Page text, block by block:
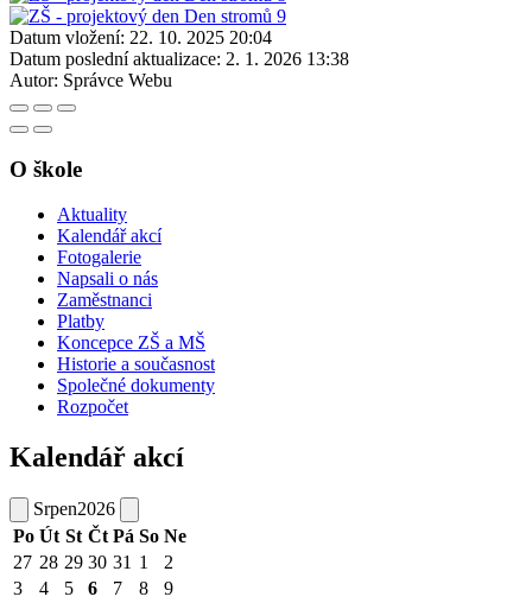
Datum vložení: 22. 10. 2025 20:04
Datum poslední aktualizace: 2. 1. 2026 13:38
Autor: Správce Webu
O škole
Aktuality
Kalendář akcí
Fotogalerie
Napsali o nás
Zaměstnanci
Platby
Koncepce ZŠ a MŠ
Historie a současnost
Společné dokumenty
Rozpočet
Kalendář akcí
Srpen2026
Po Út St Čt Pá So Ne
27 28 29 30 31 1
2
3
4 5 6 7 8
9